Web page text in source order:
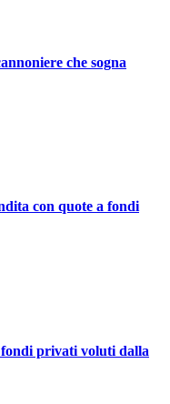
che sogna
con quote a fondi
privati voluti dalla